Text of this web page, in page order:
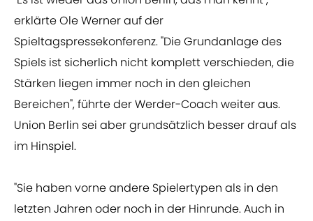
erklärte Ole Werner auf der
Spieltagspressekonferenz. "Die Grundanlage des
Spiels ist sicherlich nicht komplett verschieden, die
Stärken liegen immer noch in den gleichen
Bereichen", führte der Werder-Coach weiter aus.
Union Berlin sei aber grundsätzlich besser drauf als
im Hinspiel.
"Sie haben vorne andere Spielertypen als in den
letzten Jahren oder noch in der Hinrunde. Auch in